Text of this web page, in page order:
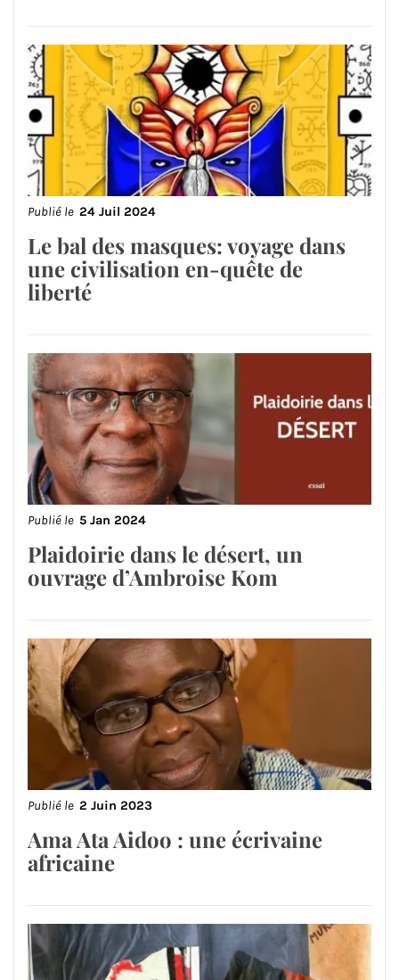
Publié le 24 Juil 2024
Le bal des masques: voyage dans
une civilisation en-quête de
liberté
Publié le 5 Jan 2024
Plaidoirie dans le désert, un
ouvrage d’Ambroise Kom
Publié le 2 Juin 2023
Ama Ata Aidoo : une écrivaine
africaine